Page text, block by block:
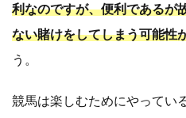
利なのですが、便利であるが
ない賭けをしてしまう可能性
う。
競馬は楽しむためにやってい